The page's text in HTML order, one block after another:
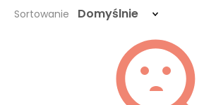
Sortowanie Domyślnie